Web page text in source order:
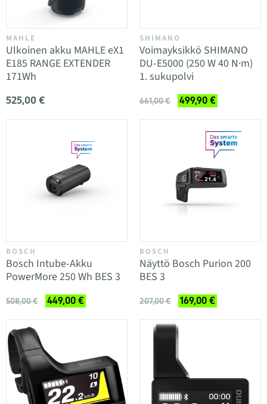
MAHLE
Ulkoinen akku MAHLE eX1
E185 RANGE EXTENDER
171Wh
525,00 €
SHIMANO
Voimayksikkö SHIMANO
DU-E5000 (250 W 40 N·m)
1. sukupolvi
661,00 € 499,90 €
BOSCH
Bosch Intube-Akku
PowerMore 250 Wh BES 3
508,00 € 449,00 €
BOSCH
Näyttö Bosch Purion 200
BES 3
207,00 € 169,00 €